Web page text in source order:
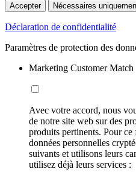
Accepter Nécessaires
Déclaration de confidentialité
Paramètres de protection des
Marketing Customer Match
Avec votre accord, nous
de notre site web sur des
produits pertinents. Pour
données personnelles
suivants et utilisons leurs
utilisez déjà leurs services :